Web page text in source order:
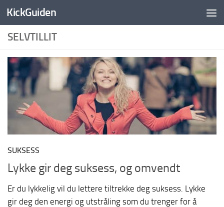
Skip to content
KickGuiden
SELVTILLIT
SUKSESS
Lykke gir deg suksess, og omvendt
Er du lykkelig vil du lettere tiltrekke deg suksess. Lykke
gir deg den energi og utstråling som du trenger for å